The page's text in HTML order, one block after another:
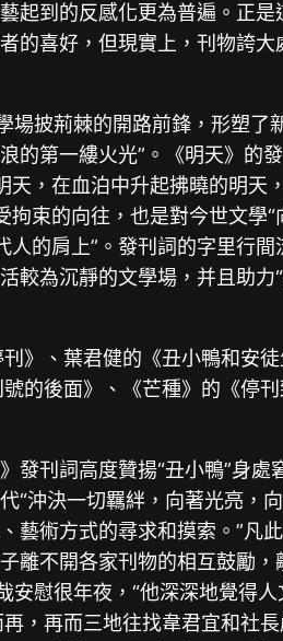
起到的反感化更為普遍。正
的喜好，但現實上，刊物誇
披荊棘的開路前鋒，形塑了
的第一縷火光”。《明天》的
，在血泊中升起拂曉的明天
束的向往，也是對今世文學“
的肩上”。發刊詞的字里行
較為沉靜的文學場，并且助力
》、葉君健的《丑小鴨和安
的後面》、《芒種》的《停刊
發刊詞高度贊揚“丑小鴨”身處
“沖決一切羈絆，向著光亮，
藝術方式的尋求和摸索。”凡
離不開各家刊物的相互鼓勵
慰很年夜，“他深深地覺得
，再而三地往找韋君宜和社